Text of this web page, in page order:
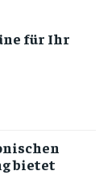
für Ihr
bietet